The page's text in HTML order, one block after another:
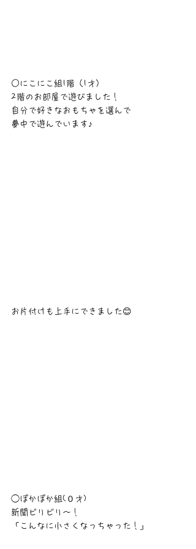
○にこにこ組1階（1才）
2階のお部屋で遊びました！
自分で好きなおもちゃを選んで
夢中で遊んでいます♪
お片付けも上手にできました😊
◯ぽかぽか組(０才)
新聞ビリビリ〜！
「こんなに小さくなっちゃった！」